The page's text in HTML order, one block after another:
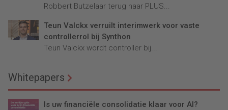
Robbert Butzelaar terug naar PLUS...
Teun Valckx verruilt interimwerk voor vaste
controllerrol bij Synthon
Teun Valckx wordt controller bij...
Whitepapers
Is uw financiële consolidatie klaar voor AI?